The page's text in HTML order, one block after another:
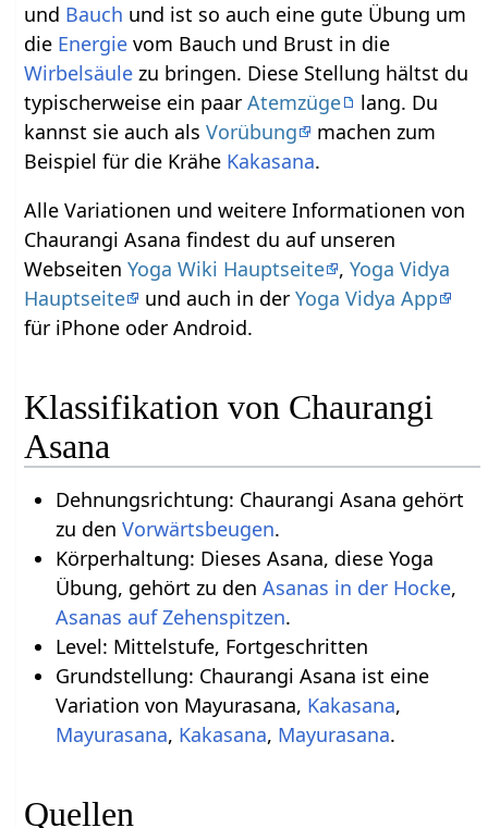
und Bauch und ist so auch eine gute Übung um
die Energie vom Bauch und Brust in die
Wirbelsäule zu bringen. Diese Stellung hältst du
typischerweise ein paarAtemzüge
lang. Du
kannst sie auch alsVorübung
machen zum
Beispiel für die Krähe Kakasana.
Alle Variationen und weitere Informationen von
Chaurangi Asana findest du auf unseren
WebseitenYoga Wiki Hauptseite ,Yoga Vidya
Hauptseite
und auch in derYoga Vidya App
für iPhone oder Android.
Klassifikation von Chaurangi
Asana
Dehnungsrichtung: Chaurangi Asana gehört
zu den Vorwärtsbeugen.
Körperhaltung: Dieses Asana, diese Yoga
Übung, gehört zu den Asanas in der Hocke,
Asanas auf Zehenspitzen.
Level: Mittelstufe, Fortgeschritten
Grundstellung: Chaurangi Asana ist eine
Variation von Mayurasana, Kakasana,
Mayurasana, Kakasana, Mayurasana.
Quellen